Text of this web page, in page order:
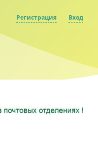
Регистрация Вход